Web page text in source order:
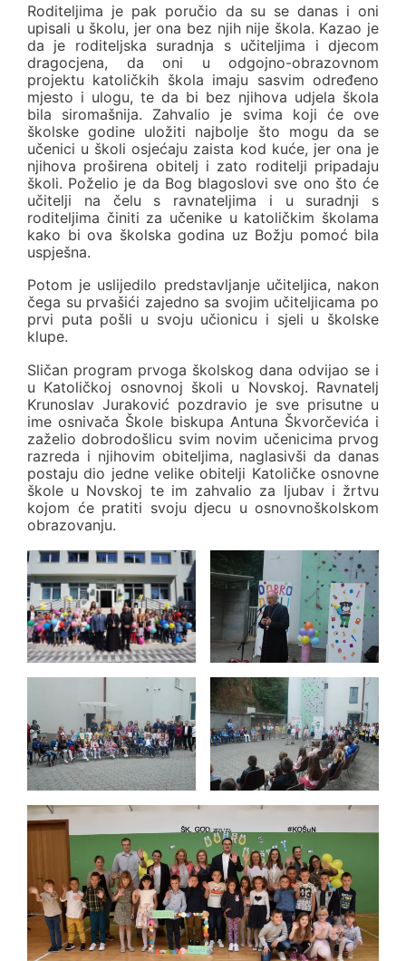
Roditeljima je pak poručio da su se danas i oni
upisali u školu, jer ona bez njih nije škola. Kazao je
da je roditeljska suradnja s učiteljima i djecom
dragocjena, da oni u odgojno-obrazovnom
projektu katoličkih škola imaju sasvim određeno
mjesto i ulogu, te da bi bez njihova udjela škola
bila siromašnija. Zahvalio je svima koji će ove
školske godine uložiti najbolje što mogu da se
učenici u školi osjećaju zaista kod kuće, jer ona je
njihova proširena obitelj i zato roditelji pripadaju
školi. Poželio je da Bog blagoslovi sve ono što će
učitelji na čelu s ravnateljima i u suradnji s
roditeljima činiti za učenike u katoličkim školama
kako bi ova školska godina uz Božju pomoć bila
uspješna.
Potom je uslijedilo predstavljanje učiteljica, nakon
čega su prvašići zajedno sa svojim učiteljicama po
prvi puta pošli u svoju učionicu i sjeli u školske
klupe.
Sličan program prvoga školskog dana odvijao se i
u Katoličkoj osnovnoj školi u Novskoj. Ravnatelj
Krunoslav Juraković pozdravio je sve prisutne u
ime osnivača Škole biskupa Antuna Škvorčevića i
zaželio dobrodošlicu svim novim učenicima prvog
razreda i njihovim obiteljima, naglasivši da danas
postaju dio jedne velike obitelji Katoličke osnovne
škole u Novskoj te im zahvalio za ljubav i žrtvu
kojom će pratiti svoju djecu u osnovnoškolskom
obrazovanju.